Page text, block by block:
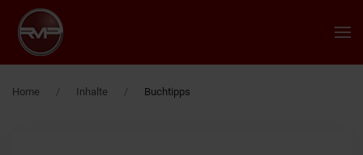
Zum Hauptinhalt springen
Home Inhalte Buchtipps